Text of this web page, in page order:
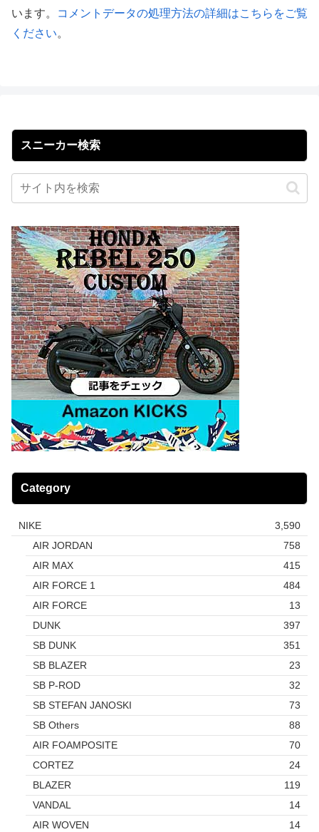
います。
コメントデータの処理方法の詳細はこちらをご覧
ください。
スニーカー検索
Category
NIKE
3,590
AIR JORDAN
758
AIR MAX
415
AIR FORCE 1
484
AIR FORCE
13
DUNK
397
SB DUNK
351
SB BLAZER
23
SB P-ROD
32
SB STEFAN JANOSKI
73
SB Others
88
AIR FOAMPOSITE
70
CORTEZ
24
BLAZER
119
VANDAL
14
AIR WOVEN
14